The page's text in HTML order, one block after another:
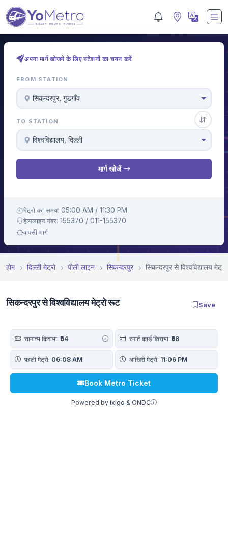
अपना मार्ग खोजने के लिए स्टेशनों का चयन करें
FROM STATION
सिकन्दरपुर, गुडगाँव
TO STATION
विश्वविद्यालय, दिल्ली
मार्ग खोजें
मेट्रो का समय: 05:00 AM / 11:30 PM
हेल्पलाइन नंबर: 155370 / 011-155370
वापसी मार्ग
होम दिल्ली मेट्रो पीली लाइन सिकन्दरपुर सिकन्दरपुर से विश्वविद्यालय
सिकन्दरपुर से विश्वविद्यालय मेट्रो रूट Save
सामान्य किराया: ₹64 स्मार्ट कार्ड किराया: ₹58
पहली मेट्रो: 06:08 AM आखिरी मेट्रो: 11:06 PM
Book Metro Ticket
Powered by ixigo & ONDC